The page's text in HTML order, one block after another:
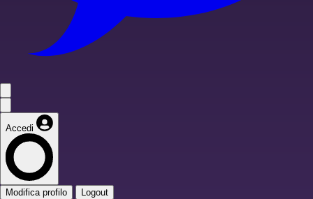
Accedi
Modifica profilo Logout